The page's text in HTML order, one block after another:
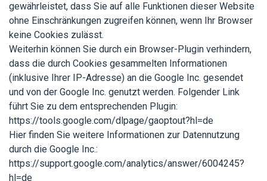
gewährleistet, dass Sie auf alle Funktionen dieser Website
ohne Einschränkungen zugreifen können, wenn Ihr Browser
keine Cookies zulässt.
Weiterhin können Sie durch ein Browser-Plugin verhindern,
dass die durch Cookies gesammelten Informationen
(inklusive Ihrer IP-Adresse) an die Google Inc. gesendet
und von der Google Inc. genutzt werden. Folgender Link
führt Sie zu dem entsprechenden Plugin:
https://tools.google.com/dlpage/gaoptout?hl=de
Hier finden Sie weitere Informationen zur Datennutzung
durch die Google Inc.:
https://support.google.com/analytics/answer/6004245?
hl=de